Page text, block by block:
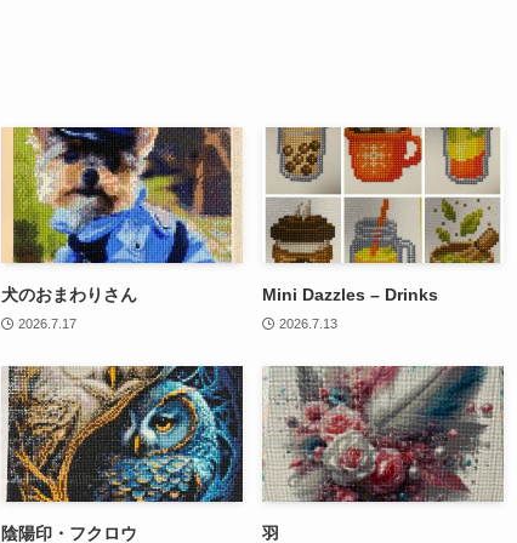
犬のおまわりさん
2026.7.17
Mini Dazzles – Drinks
2026.7.13
陰陽印・フクロウ 羽